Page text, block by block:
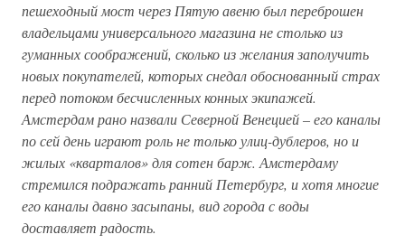
пешеходный мост через Пятую авеню был переброшен
владельцами универсального магазина не столько из
гуманных соображений, сколько из желания заполучить
новых покупателей, которых снедал обоснованный страх
перед потоком бесчисленных конных экипажей.
Амстердам рано назвали Северной Венецией – его каналы
по сей день играют роль не только улиц-дублеров, но и
жилых «кварталов» для сотен барж. Амстердаму
стремился подражать ранний Петербург, и хотя многие
его каналы давно засыпаны, вид города с воды
доставляет радость.